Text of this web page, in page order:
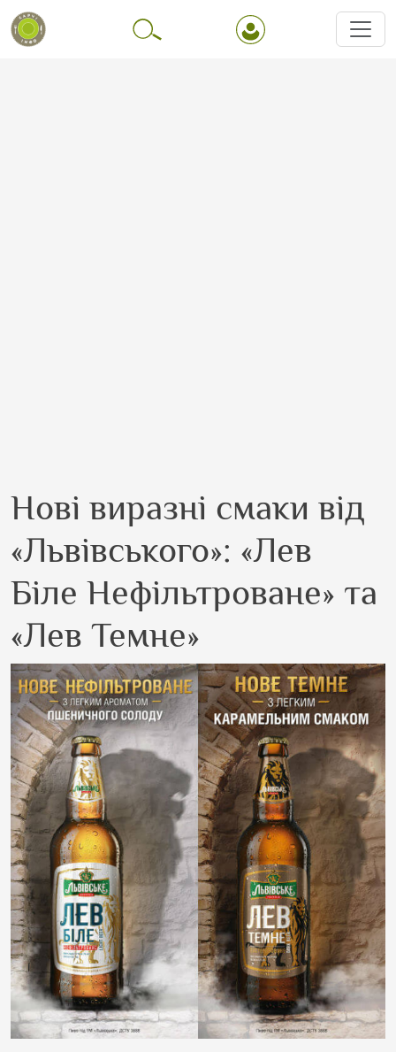
Нові виразні смаки від
«Львівського»: «Лев
Біле Нефільтроване» та
«Лев Темне»